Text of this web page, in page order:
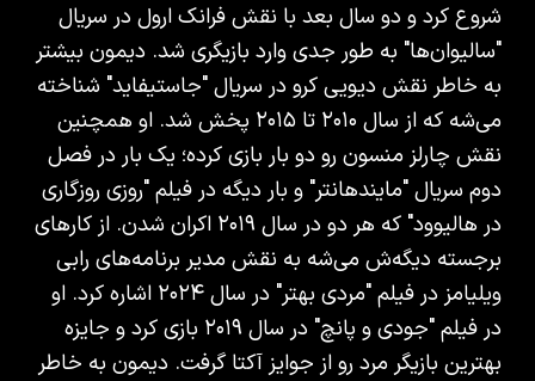
شروع کرد و دو سال بعد با نقش فرانک ارول در سریال
"سالیوان‌ها" به طور جدی وارد بازیگری شد. دیمون بیشتر
به خاطر نقش دیویی کرو در سریال "جاستيفايد" شناخته
می‌شه که از سال ۲۰۱۰ تا ۲۰۱۵ پخش شد. او همچنین
نقش چارلز منسون رو دو بار بازی کرده؛ یک بار در فصل
دوم سریال "مايندهانتر" و بار دیگه در فیلم "روزی روزگاری
در هالیوود" که هر دو در سال ۲۰۱۹ اکران شدن. از کارهای
برجسته دیگه‌ش می‌شه به نقش مدیر برنامه‌های رابی
ویلیامز در فیلم "مردی بهتر" در سال ۲۰۲۴ اشاره کرد. او
در فیلم "جودی و پانچ" در سال ۲۰۱۹ بازی کرد و جایزه
بهترین بازیگر مرد رو از جوایز آکتا گرفت. دیمون به خاطر